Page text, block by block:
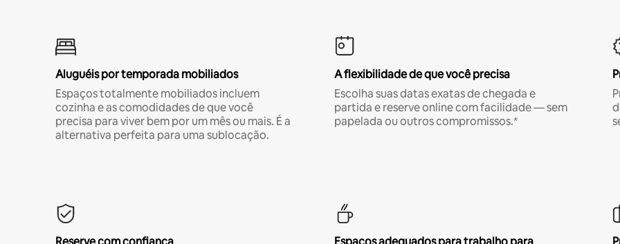
Aluguéis por temporada mobiliados
Espaços totalmente mobiliados incluem
cozinha e as comodidades de que você
precisa para viver bem por um mês ou mais. É a
alternativa perfeita para uma sublocação.
A flexibilidade de que você precisa
Escolha suas datas exatas de chegada e
partida e reserve online com facilidade — sem
papelada ou outros compromissos.*